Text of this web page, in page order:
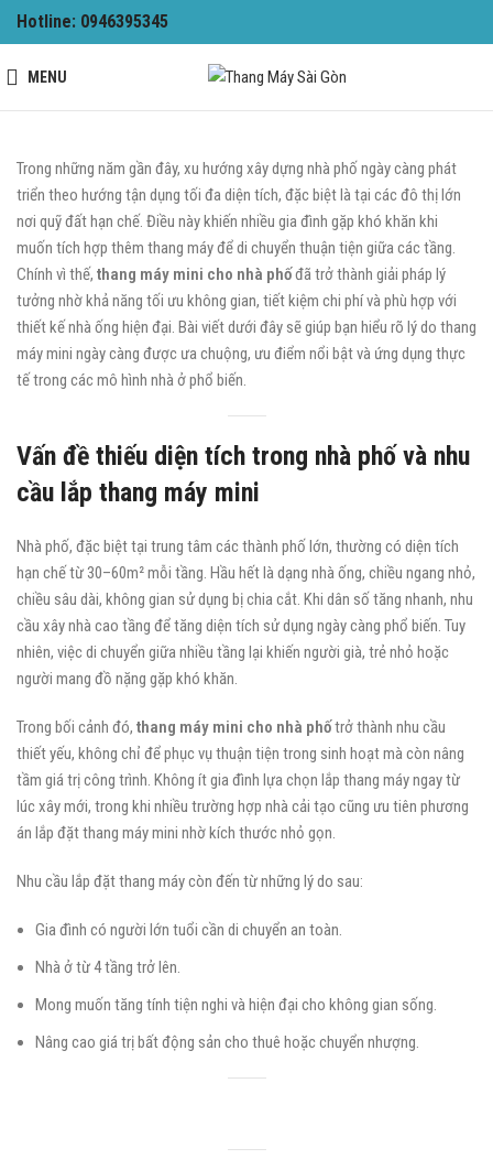
Hotline: 0946395345
MENU
Trong những năm gần đây, xu hướng xây dựng nhà phố ngày càng phát
triển theo hướng tận dụng tối đa diện tích, đặc biệt là tại các đô thị lớn
nơi quỹ đất hạn chế. Điều này khiến nhiều gia đình gặp khó khăn khi
muốn tích hợp thêm thang máy để di chuyển thuận tiện giữa các tầng.
Chính vì thế, thang máy mini cho nhà phốđã trở thành giải pháp lý
tưởng nhờ khả năng tối ưu không gian, tiết kiệm chi phí và phù hợp với
thiết kế nhà ống hiện đại. Bài viết dưới đây sẽ giúp bạn hiểu rõ lý do thang
máy mini ngày càng được ưa chuộng, ưu điểm nổi bật và ứng dụng thực
tế trong các mô hình nhà ở phổ biến.
Vấn đề thiếu diện tích trong nhà phố và nhu
cầu lắp thang máy mini
Nhà phố, đặc biệt tại trung tâm các thành phố lớn, thường có diện tích
hạn chế từ 30–60m² mỗi tầng. Hầu hết là dạng nhà ống, chiều ngang nhỏ,
chiều sâu dài, không gian sử dụng bị chia cắt. Khi dân số tăng nhanh, nhu
cầu xây nhà cao tầng để tăng diện tích sử dụng ngày càng phổ biến. Tuy
nhiên, việc di chuyển giữa nhiều tầng lại khiến người già, trẻ nhỏ hoặc
người mang đồ nặng gặp khó khăn.
Trong bối cảnh đó, thang máy mini cho nhà phốtrở thành nhu cầu
thiết yếu, không chỉ để phục vụ thuận tiện trong sinh hoạt mà còn nâng
tầm giá trị công trình. Không ít gia đình lựa chọn lắp thang máy ngay từ
lúc xây mới, trong khi nhiều trường hợp nhà cải tạo cũng ưu tiên phương
án lắp đặt thang máy mini nhờ kích thước nhỏ gọn.
Nhu cầu lắp đặt thang máy còn đến từ những lý do sau:
Gia đình có người lớn tuổi cần di chuyển an toàn.
Nhà ở từ 4 tầng trở lên.
Mong muốn tăng tính tiện nghi và hiện đại cho không gian sống.
Nâng cao giá trị bất động sản cho thuê hoặc chuyển nhượng.